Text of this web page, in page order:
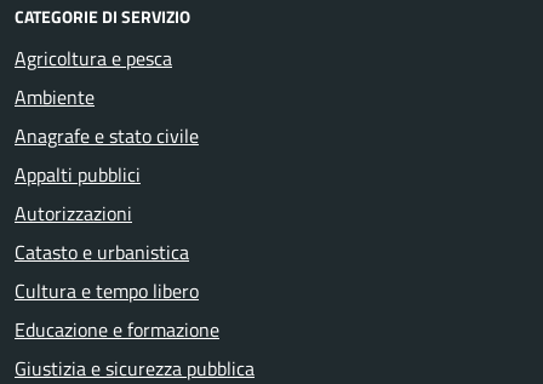
CATEGORIE DI SERVIZIO
Agricoltura e pesca
Ambiente
Anagrafe e stato civile
Appalti pubblici
Autorizzazioni
Catasto e urbanistica
Cultura e tempo libero
Educazione e formazione
Giustizia e sicurezza pubblica